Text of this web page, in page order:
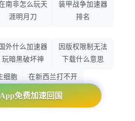
免费加速回国
南非怎么玩天
涯明月刀
装甲战争加速器
排名
国外什么加速器
玩暗黑破坏神
因版权限制无法
下载什么意思
细胞
好
在新西兰打不开
大智慧怎么办